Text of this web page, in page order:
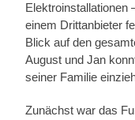
Elektroinstallationen
einem Drittanbieter
Blick auf den
August und Jan
seiner Familie
Zunächst war das